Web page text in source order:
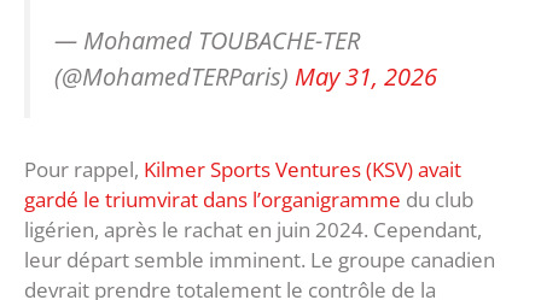
— Mohamed TOUBACHE-TER
(@MohamedTERParis) May 31, 2026
Pour rappel, Kilmer Sports Ventures (KSV) avait
gardé le triumvirat dans l’organigramme du club
ligérien, après le rachat en juin 2024. Cependant,
leur départ semble imminent. Le groupe canadien
devrait prendre totalement le contrôle de la